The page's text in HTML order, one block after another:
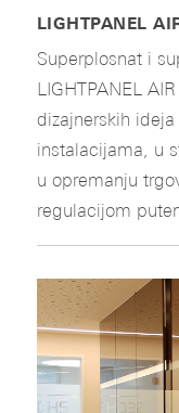
LIGHTPANEL
Superplosnat i
LIGHTPANEL
dizajnerskih
instalacijama, u
u opremanju
regulacijom